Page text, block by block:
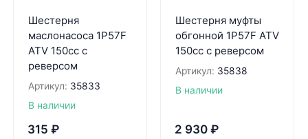
Шестерня
маслонасоса 1P57F
ATV 150cc c
реверсом
Артикул: 35833
В наличии
315 ₽
Шестерня муфты
обгонной 1P57F ATV
150сс с реверсом
Артикул: 35838
В наличии
2 930 ₽